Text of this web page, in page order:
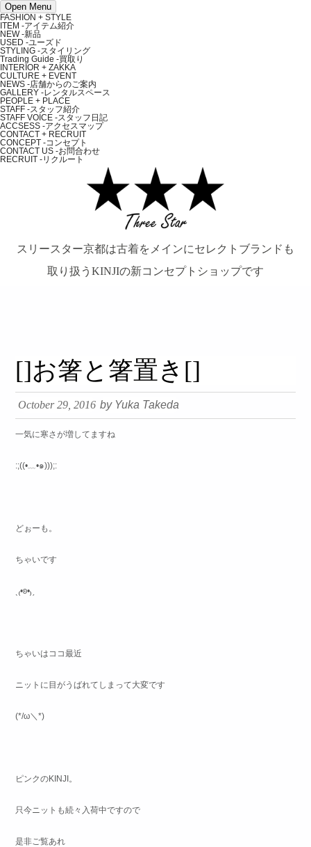
Open Menu
FASHION + STYLE
ITEM -アイテム紹介
NEW-新品
USED -ユーズド
STYLING -スタイリング
Trading Guide -買取り
INTERIOR + ZAKKA
CULTURE + EVENT
NEWS -店舗からのご案内
GALLERY -レンタルスペース
PEOPLE + PLACE
STAFF -スタッフ紹介
STAFF VOICE -スタッフ日記
ACCSESS -アクセスマップ
CONTACT + RECRUIT
CONCEPT -コンセプト
CONTACT US -お問合わせ
RECRUIT -リクルート
スリースター京都は古着をメインにセレクトブランドも
取り扱うKINJIの新コンセプトショップです
[]お箸と箸置き[]
October 29, 2016 by Yuka Takeda
一気に寒さが増してますね
:;((•﹏•๑)));:
どぉーも。
ちゃいです
ˎ₍•ʚ•₎ˏ
ちゃいはココ最近
ニットに目がうばれてしまって大変です
(*/ω＼*)
ピンクのKINJI。
只今ニットも続々入荷中ですので
是非ご覧あれ